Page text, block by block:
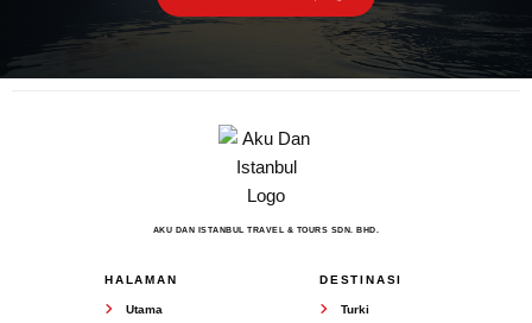
AKU DAN ISTANBUL TRAVEL & TOURS SDN. BHD.
HALAMAN
Utama
DESTINASI
Turki